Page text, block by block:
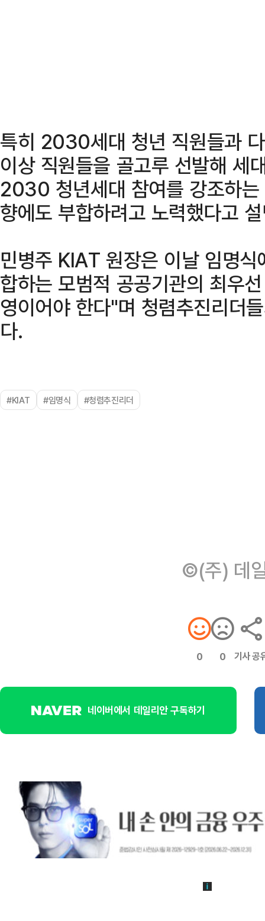
특히 2030세대 청년 직원들과
이상 직원들을 골고루 선발해 세
2030 청년세대 참여를 강조하
향에도 부합하려고 노력했다고
민병주 KIAT 원장은 이날 임명
합하는 모범적 공공기관의 최우
영이어야 한다"며 청렴추진리더
다.
#KIAT #임명식 #청렴추진리더
©(주) 데
0 0 기사 공
네이버에서 데일리안 구독하기